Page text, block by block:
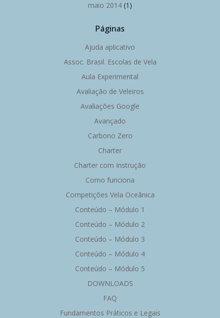
maio 2014 (1)
Páginas
Ajuda aplicativo
Assoc. Brasil. Escolas de Vela
Aula Experimental
Avaliação de Veleiros
Avaliações Google
Avançado
Carbono Zero
Charter
Charter com Instrução
Como funciona
Competições Vela Oceânica
Conteúdo – Módulo 1
Conteúdo – Módulo 2
Conteúdo – Módulo 3
Conteúdo – Módulo 4
Conteúdo – Módulo 5
DOWNLOADS
FAQ
Fundamentos Práticos e Legais